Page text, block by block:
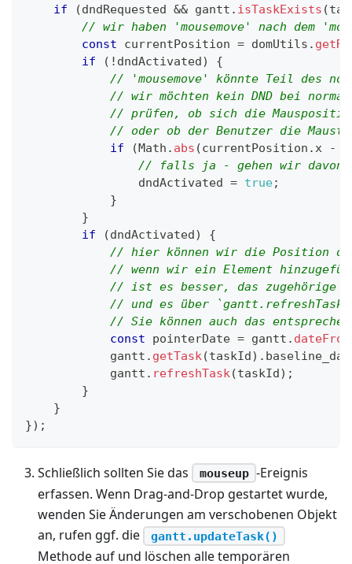
if
(dndRequested && gantt . isTaskExists (
// wir haben 'mousemove' nach dem
const currentPosition = domUtils .
if
( ! dndActivated)
{
// 'mousemove' könnte Teil des
// wir möchten kein DND bei
// prüfen, ob sich die
// oder ob der Benutzer die
if
(Math . abs (currentPosition .x -
// falls ja - gehen wir davon
                dndActivated
= true;
}
}
if
(dndActivated)
{
// hier können wir die Position
// wenn wir ein Element
// ist es besser, das zugehörige
// und es über `gantt.refreshTask`
// Sie können auch das
const pointerDate = gantt .
            gantt
. getTask(taskId) .
            gantt
. refreshTask(taskId) ;
}
}
}) ;
Schließlich sollten Sie das mouseup -Ereignis
erfassen. Wenn Drag-and-Drop gestartet wurde,
wenden Sie Änderungen am verschobenen Objekt
an, rufen ggf. die
gantt.updateTask()
Methode auf und löschen alle temporären